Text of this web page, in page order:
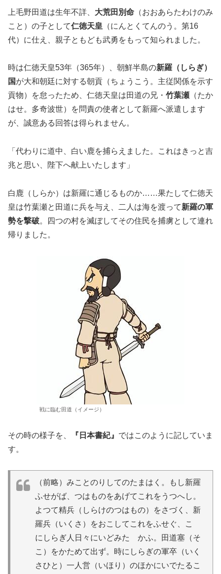
上毛野田道は生年不詳、 大荒田別命 （おおあらたわけのみ
こと）の子として仁徳天皇 （にんとくてんのう。第16
代）に仕え、親子ともども武勇をもって知られました。
時は仁徳天皇53年（365年）、朝鮮半島の新羅（しらぎ）
国が大和朝廷に対する朝貢（ちょうこう。主従関係を示す
貢物）を怠ったため、仁徳天皇は田道の兄・ 竹葉瀬 （たか
はせ。多奇波世）を問責の使者として新羅へ派遣します
が、誠意ある回答は得られません。
「代わりに道中、白い鹿を捕らえました。これはきっと吉
兆と思い、陛下へ献上いたします」
白鹿（しらか）は新羅に通じるものか……果たして仁徳天
皇は竹葉瀬と田道に兵を与え、二人は海を渡って新羅の軍
勢を撃破。四つの村を滅ぼしてその住民を捕虜として連れ
帰りました。
戦に臨む田道（イメージ）
その時の様子を、 『日本書紀』 ではこのように記していま
す。
（前略）みことのりしてのたまはく。もし新羅
ふせがば、つはものをあげてこれをうつへし。
よつて精兵（しらけのつはもの）をさづく、新
羅兵（いくさ）をおこしてこれをふせぐ、こゝ
にしらぎ人日々にいどみたゝかふ。田道塞（そ
こ）をかためて出ず。時にしらぎの軍卒（いく
さひと）一人営（いほり）のほかにいでたるこ